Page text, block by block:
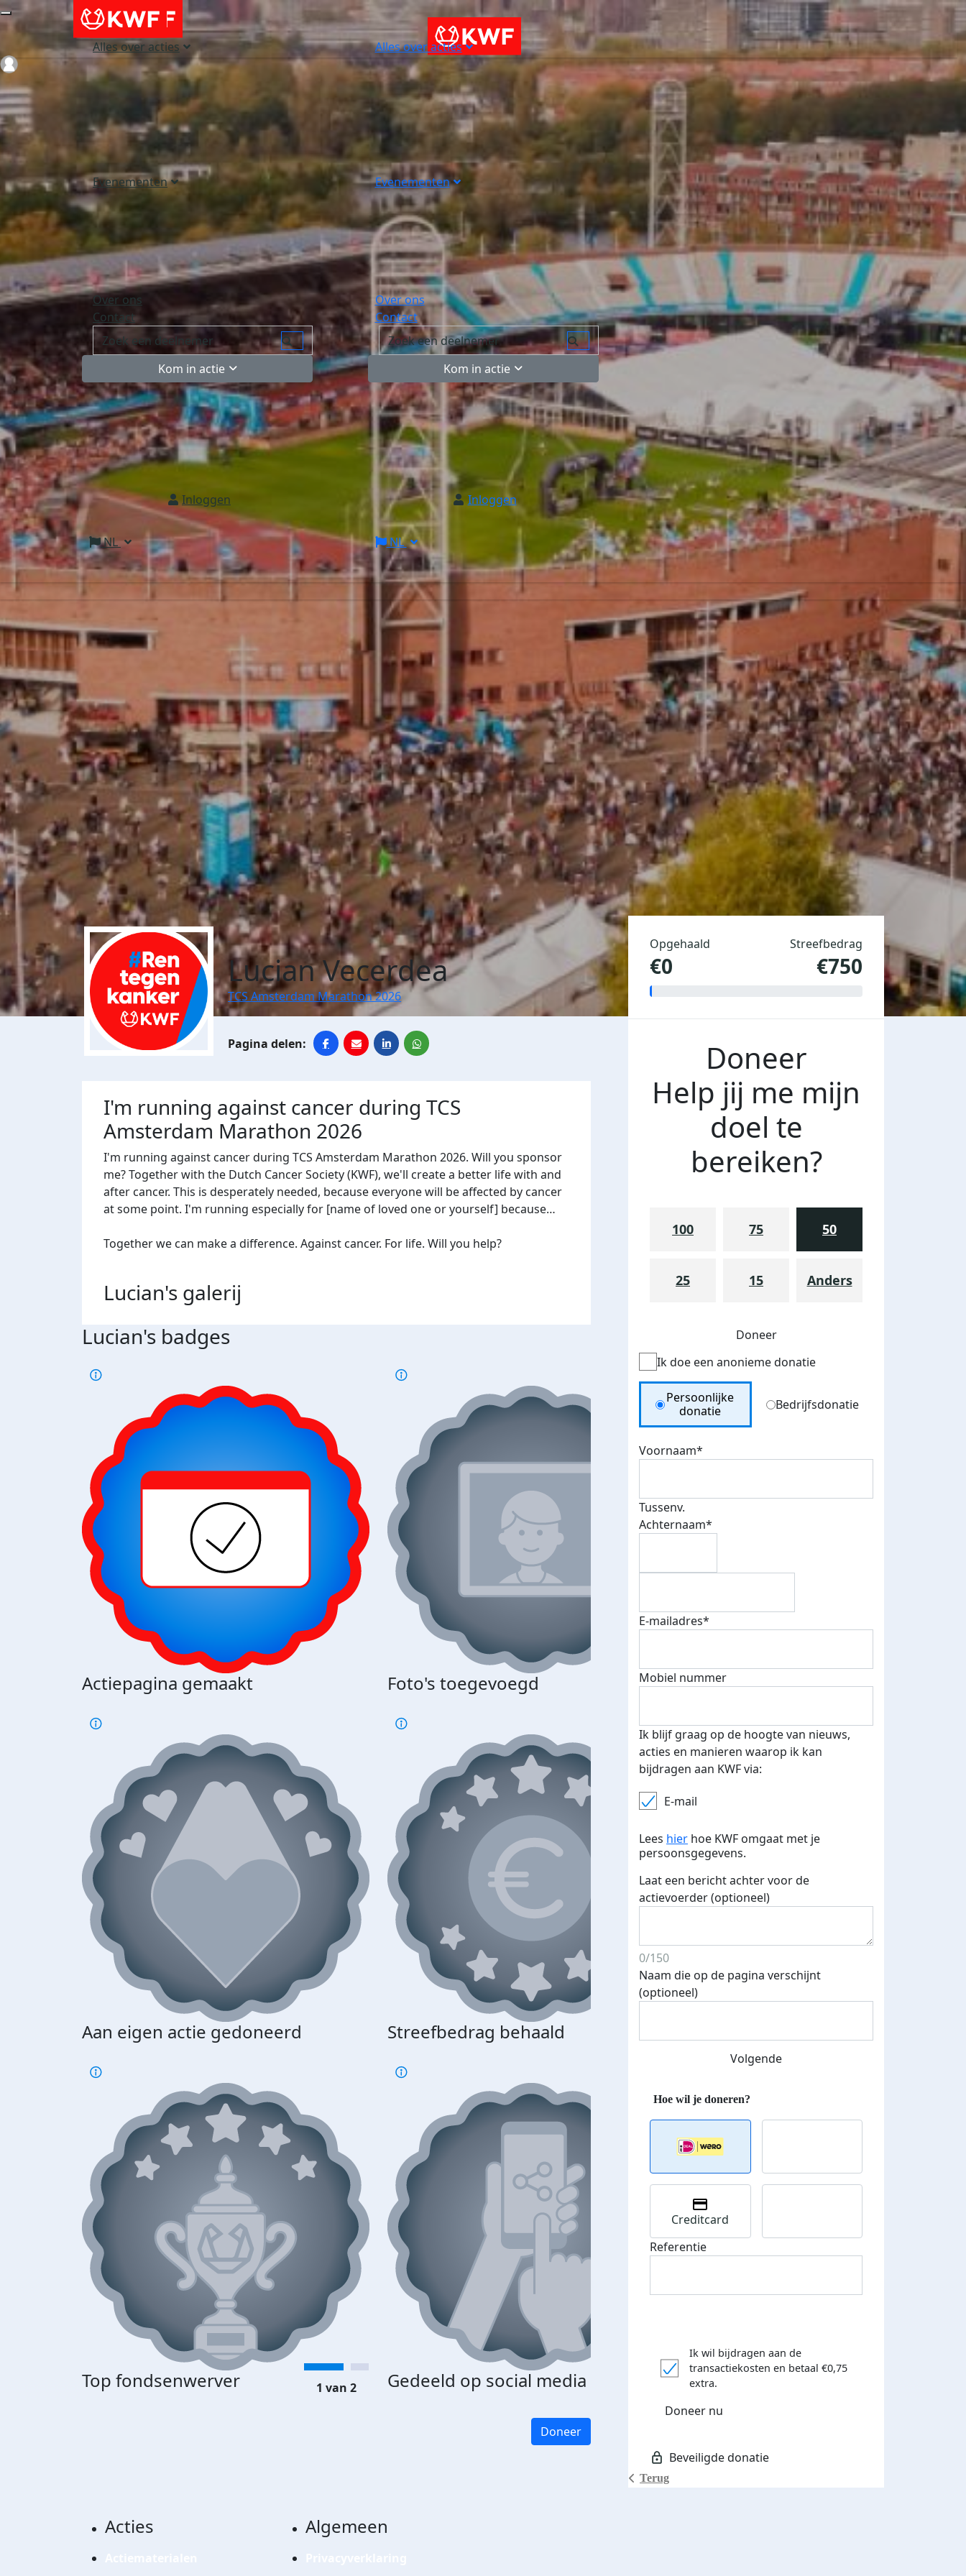
Alles over acties
Evenementen
Over ons
Contact
Kom in actie
Inloggen
NL
Alles over acties
Evenementen
Over ons
Contact
Kom in actie
Inloggen
NL
Login
Lucian Vecerdea
TCS Amsterdam Marathon 2026
I'm running against cancer during TCS
Amsterdam Marathon 2026
I'm running against cancer during TCS Amsterdam Marathon 2026. Will you sponsor
me? Together with the Dutch Cancer Society (KWF), we'll create a better life with and
after cancer. This is desperately needed, because everyone will be affected by cancer
at some point. I'm running especially for [name of loved one or yourself] because…
Together we can make a difference. Against cancer. For life. Will you help?
Lucian's galerij
Lucian's badges
Actiepagina gemaakt Foto's toegevoegd E-mails verstuurd
Aan eigen actie gedoneerd Streefbedrag behaald
Top fondsenwerver Gedeeld op social media Donateurs bedankt
€500 euro opgehaald: t-shirt
1 van 2
Doneer
Opgehaald
€0
Streefbedrag
€750
Doneer
Help jij me mijn
doel te
bereiken?
100 75 50
25 15 Anders
Doneer
Ik doe een anonieme donatie
Donation Type
Persoonlijke
donatie
Bedrijfsdonatie
Voornaam*
Tussenv.
Achternaam*
E-mailadres*
Mobiel nummer
Ik blijf graag op de hoogte van nieuws,
acties en manieren waarop ik kan
bijdragen aan KWF via:
E-mail
Lees hier hoe KWF omgaat met je
persoonsgegevens.
Laat een bericht achter voor de
actievoerder (optioneel)
0/150
Naam die op de pagina verschijnt
(optioneel)
Volgende
Terug
Creditcard
Referentie
Ik wil bijdragen aan de
transactiekosten en betaal €0,75
extra.
Doneer nu
Acties Algemeen